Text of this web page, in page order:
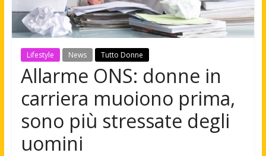
Lifestyle News Tutto Donne
Allarme ONS: donne in
carriera muoiono prima,
sono più stressate degli
uomini